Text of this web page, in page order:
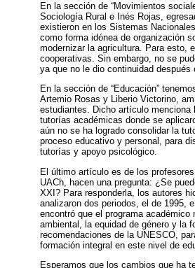
En la sección de “Movimientos
Sociología Rural e Inés Rojas,
existieron en los Sistemas
como forma idónea de organización
modernizar la agricultura. Para esto,
cooperativas. Sin embargo, no se
ya que no le dio continuidad después
En la sección de “Educación”
Artemio Rosas y Liberio Victorino,
estudiantes. Dicho artículo
tutorías académicas donde se
aún no se ha logrado consolidar la
proceso educativo y personal, para
tutorías y apoyo psicológico.
El último artículo es de los
UACh, hacen una pregunta: ¿Se
XXI? Para responderla, los autores
analizaron dos periodos, el de 1995,
encontró que el programa
ambiental, la equidad de género y la
recomendaciones de la UNESCO,
formación integral en este nivel de
Esperamos que los cambios que ha